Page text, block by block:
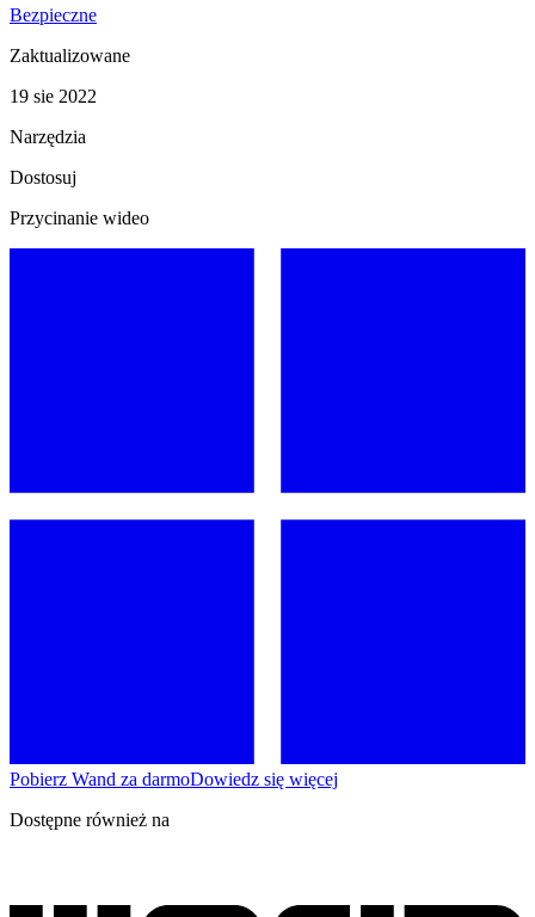
Bezpieczne
Zaktualizowane
19 sie 2022
Narzędzia
Dostosuj
Przycinanie wideo
Pobierz Wand za darmoDowiedz się więcej
Dostępne również na